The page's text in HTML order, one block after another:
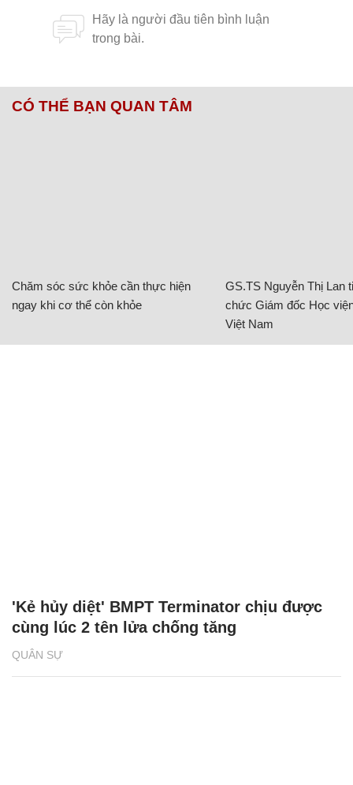
CÓ THỂ BẠN QUAN TÂM
Chăm sóc sức khỏe cần thực hiện
ngay khi cơ thể còn khỏe
GS.TS Nguyễn Thị Lan
chức Giám đốc Học
Việt Nam
QUÂN SỰ
'Kẻ hủy diệt' BMPT Terminator chịu được
cùng lúc 2 tên lửa chống tăng